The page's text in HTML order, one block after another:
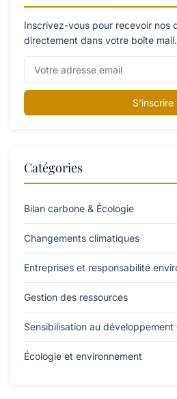
Inscrivez-vous pour recevoir nos
directement dans votre boîte mail.
S'inscrire
Catégories
Bilan carbone & Écologie
Changements climatiques
Entreprises et responsabilité
Gestion des ressources
Sensibilisation au développement
Écologie et environnement